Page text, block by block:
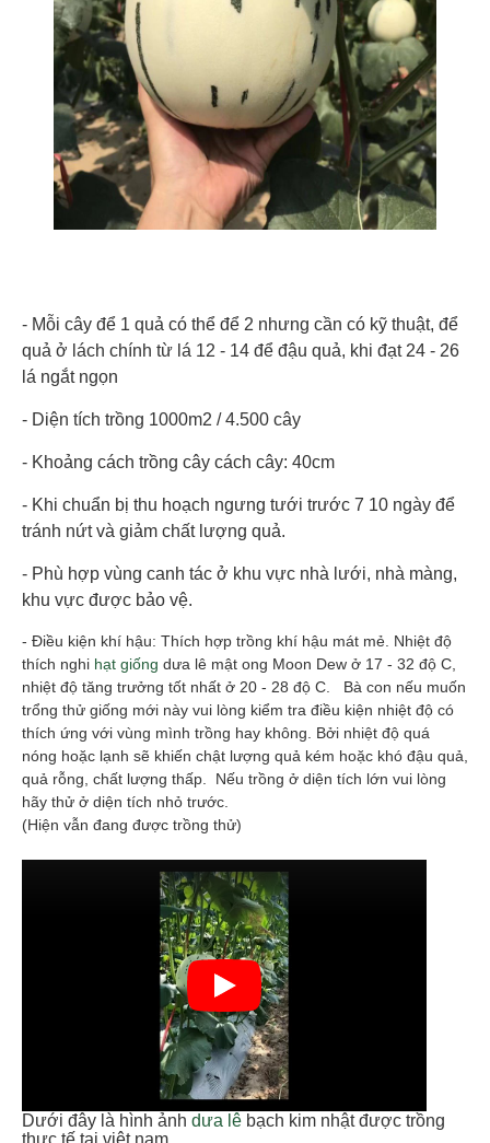
- Mỗi cây để 1 quả có thể để 2 nhưng cần có kỹ thuật, để
quả ở lách chính từ lá 12 - 14 để đậu quả, khi đạt 24 - 26
lá ngắt ngọn
- Diện tích trồng 1000m2 / 4.500 cây
- Khoảng cách trồng cây cách cây: 40cm
- Khi chuẩn bị thu hoạch ngưng tưới trước 7 10 ngày để
tránh nứt và giảm chất lượng quả.
- Phù hợp vùng canh tác ở khu vực nhà lưới, nhà màng,
khu vực được bảo vệ.
- Điều kiện khí hậu: Thích hợp trồng khí hậu mát mẻ. Nhiệt độ
thích nghi hạt giống dưa lê mật ong Moon Dew ở 17 - 32 độ C,
nhiệt độ tăng trưởng tốt nhất ở 20 - 28 độ C. Bà con nếu muốn
trổng thử giống mới này vui lòng kiểm tra điều kiện nhiệt độ có
thích ứng với vùng mình trồng hay không. Bởi nhiệt độ quá
nóng hoặc lạnh sẽ khiến chật lượng quả kém hoặc khó đậu quả,
quả rỗng, chất lượng thấp. Nếu trồng ở diện tích lớn vui lòng
hãy thử ở diện tích nhỏ trước.
(Hiện vẫn đang được trồng thử)
Dưới đây là hình ảnh dưa lê bạch kim nhật được trồng
thực tế tại việt nam.